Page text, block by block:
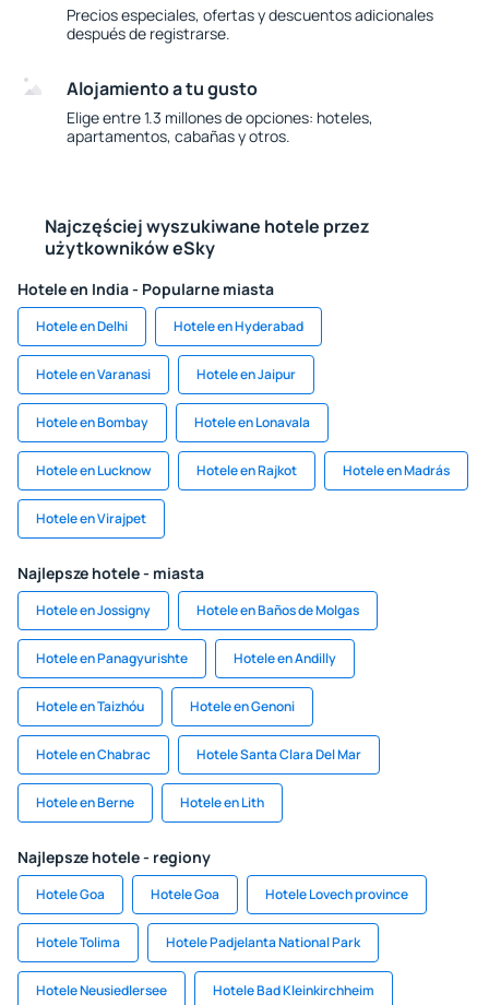
Precios especiales, ofertas y descuentos adicionales
después de registrarse.
Alojamiento a tu gusto
Elige entre 1.3 millones de opciones: hoteles,
apartamentos, cabañas y otros.
Najczęściej wyszukiwane hotele przez
użytkowników eSky
Hotele en India - Popularne miasta
Hotele en Delhi Hotele en Hyderabad
Hotele en Varanasi Hotele en Jaipur
Hotele en Bombay Hotele en Lonavala
Hotele en Lucknow Hotele en Rajkot Hotele en Madrás
Hotele en Virajpet
Najlepsze hotele - miasta
Hotele en Jossigny Hotele en Baños de Molgas
Hotele en Panagyurishte Hotele en Andilly
Hotele en Taizhóu Hotele en Genoni
Hotele en Chabrac Hotele Santa Clara Del Mar
Hotele en Berne Hotele en Lith
Najlepsze hotele - regiony
Hotele Goa Hotele Goa Hotele Lovech province
Hotele Tolima Hotele Padjelanta National Park
Hotele Neusiedlersee Hotele Bad Kleinkirchheim